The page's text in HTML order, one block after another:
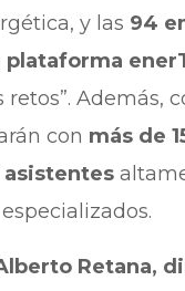
y las 94
plataforma
retos”. Además,
con más de
Retana,